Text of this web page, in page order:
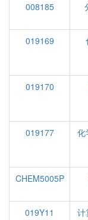
008185
019169
019170
019177 化
CHEM5005P
019Y11
计